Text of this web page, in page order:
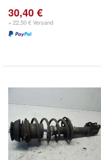
30,40 €
+ 22,50 € Versand